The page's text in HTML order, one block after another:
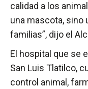
calidad a los
una mascota, sino
familias”, dijo el
El hospital que se
San Luis Tlatilco,
control animal,